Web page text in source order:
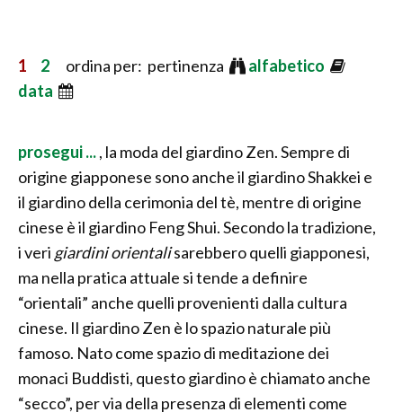
1 2 ordina per: pertinenza
alfabetico
data
prosegui ..., la moda del giardino Zen. Sempre di
origine giapponese sono anche il giardino Shakkei e
il giardino della cerimonia del tè, mentre di origine
cinese è il giardino Feng Shui. Secondo la tradizione,
i veri giardini orientalisarebbero quelli giapponesi,
ma nella pratica attuale si tende a definire
“orientali” anche quelli provenienti dalla cultura
cinese. Il giardino Zen è lo spazio naturale più
famoso. Nato come spazio di meditazione dei
monaci Buddisti, questo giardino è chiamato anche
“secco”, per via della presenza di elementi come